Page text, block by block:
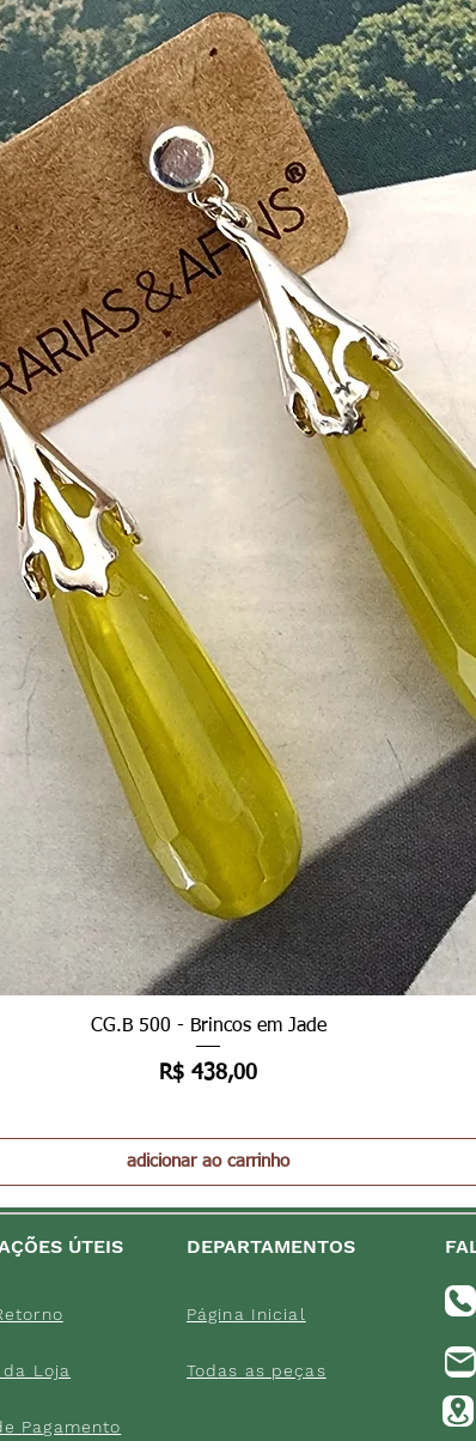
Visualização rápida
CG.B 500 - Brincos em Jade
Preço
R$ 438,00
adicionar ao carrinho
ÚTEIS
da Loja
Pagamento
DEPARTAMENTOS
Página Inicial
Todas as peças